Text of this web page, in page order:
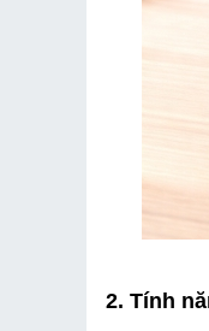
2. Tính